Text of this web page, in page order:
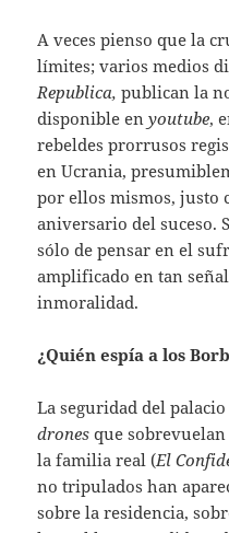
A veces pienso que la
límites; varios medios
Republica,publican la
disponible enyoutube,
rebeldes prorrusos
en Ucrania,
por ellos mismos, justo
aniversario del suceso.
sólo de pensar en el
amplificado en tan
inmoralidad.
¿Quién espía a los
La seguridad del
drones que
la familia real (El
no tripulados han
sobre la residencia,